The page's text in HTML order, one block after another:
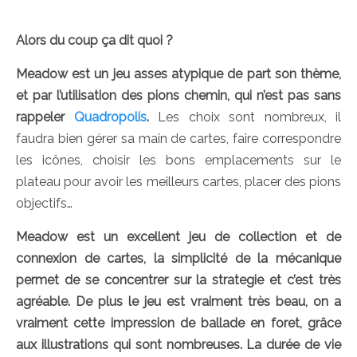
Alors du coup ça dit quoi ?
Meadow est un jeu asses atypique de part son thème,
et par l’utilisation des pions chemin, qui n’est pas sans
rappeler Quadropolis.Les choix sont nombreux, il
faudra bien gérer sa main de cartes, faire correspondre
les icônes, choisir les bons emplacements sur le
plateau pour avoir les meilleurs cartes, placer des pions
objectifs…
Meadow est un excellent jeu de collection et de
connexion de cartes, la simplicité de la mécanique
permet de se concentrer sur la strategie et c’est très
agréable. De plus le jeu est vraiment très beau, on a
vraiment cette impression de ballade en foret, grâce
aux illustrations qui sont nombreuses. La durée de vie